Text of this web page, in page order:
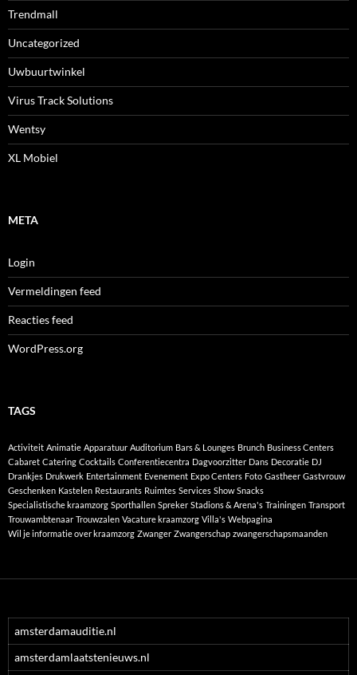
Trendmall
Uncategorized
Uwbuurtwinkel
Virus Track Solutions
Wentsy
XL Mobiel
META
Login
Vermeldingen feed
Reacties feed
WordPress.org
TAGS
Activiteit Animatie Apparatuur Auditorium Bars & Lounges Brunch Business Centers
Cabaret Catering Cocktails Conferentiecentra Dagvoorzitter Dans Decoratie DJ
Drankjes Drukwerk Entertainment Evenement Expo Centers Foto Gastheer Gastvrouw
Geschenken Kastelen Restaurants Ruimtes Services Show Snacks
Specialistische kraamzorg Sporthallen Spreker Stadions & Arena's Trainingen Transport
Trouwambtenaar Trouwzalen Vacature kraamzorg Villa's Webpagina
Wil je informatie over kraamzorg Zwanger Zwangerschap zwangerschapsmaanden
amsterdamauditie.nl
amsterdamlaatstenieuws.nl